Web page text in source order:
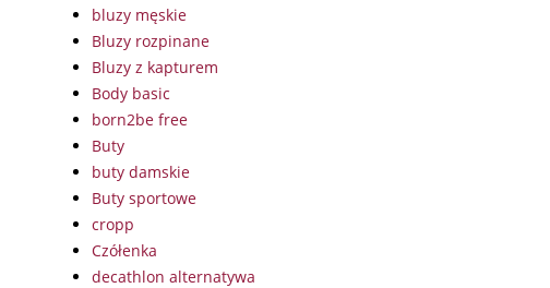
bluzy męskie
Bluzy rozpinane
Bluzy z kapturem
Body basic
born2be free
Buty
buty damskie
Buty sportowe
cropp
Czółenka
decathlon alternatywa